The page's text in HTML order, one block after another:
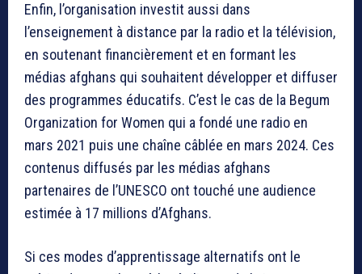
Enfin, l’organisation investit aussi dans
l’enseignement à distance par la radio et la télévision,
en soutenant financièrement et en formant les
médias afghans qui souhaitent développer et diffuser
des programmes éducatifs. C’est le cas de la Begum
Organization for Women qui a fondé une radio en
mars 2021 puis une chaîne câblée en mars 2024. Ces
contenus diffusés par les médias afghans
partenaires de l’UNESCO ont touché une audience
estimée à 17 millions d’Afghans.
Si ces modes d’apprentissage alternatifs ont le